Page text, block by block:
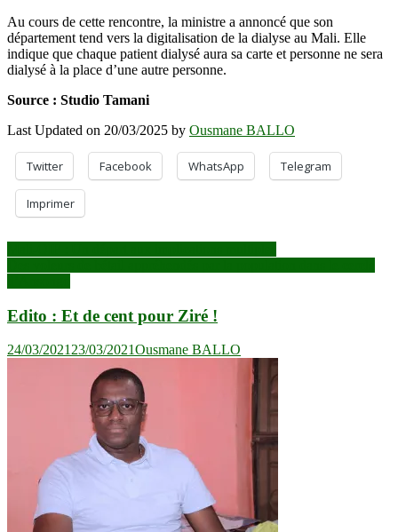
Au cours de cette rencontre, la ministre a annoncé que son
département tend vers la digitalisation de la dialyse au Mali. Elle
indique que chaque patient dialysé aura sa carte et personne ne sera
dialysé à la place d’une autre personne.
Source : Studio Tamani
Last Updated on 20/03/2025 by Ousmane BALLO
Twitter Facebook WhatsApp Telegram
Imprimer
Navigation
de
Edito : Et de cent pour Ziré !
24/03/2021 23/03/2021Ousmane BALLO